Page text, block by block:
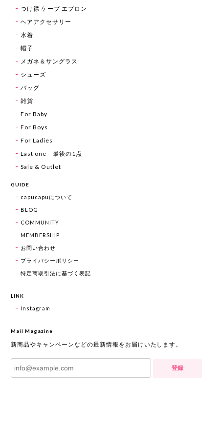
つけ襟 ケープ エプロン
ヘアアクセサリー
水着
帽子
メガネ＆サングラス
シューズ
バッグ
雑貨
For Baby
For Boys
For Ladies
Last one 最後の1点
Sale & Outlet
GUIDE
capucapuについて
BLOG
COMMUNITY
MEMBERSHIP
お問い合わせ
プライバシーポリシー
特定商取引法に基づく表記
LINK
Instagram
Mail Magazine
新商品やキャンペーンなどの最新情報をお届けいたします。
登録